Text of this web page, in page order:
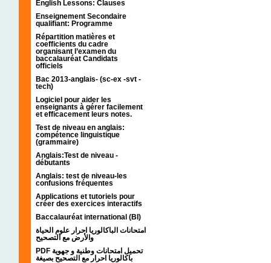
English Lessons: Clauses
Enseignement Secondaire
qualifiant: Programme
Répartition matières et
coefficients du cadre
organisant l’examen du
baccalauréat Candidats
officiels
Bac 2013-anglais- (sc-ex -svt -
tech)
Logiciel pour aider les
enseignants à gérer facilement
et efficacement leurs notes.
Test de niveau en anglais:
compétence linguistique
(grammaire)
Anglais:Test de niveau -
débutants
Anglais: test de niveau-les
confusions fréquentes
Applications et tutoriels pour
créer des exercices interactifs
Baccalauréat international (BI)
امتحانات الباكالوريا احرار علوم الحياة
والأرض مع التصحيح
PDF تحميل امتحانات وطنية و جهوية
باكالوريا احرار مع التصحيح بصيغة